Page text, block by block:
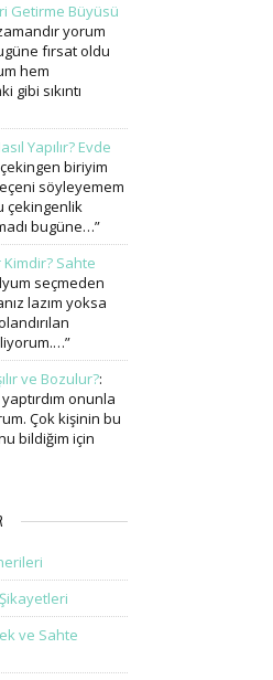
Getirme Büyüsü
yorum
fırsat oldu
hem
sıkıntı
Yapılır? Evde
biriyim
söyleyemem
çekingenlik
bugüne…”
Sahte
seçmeden
lazım yoksa
”
ve Bozulur?:
onunla
Çok kişinin bu
bildiğim için
ve Sahte